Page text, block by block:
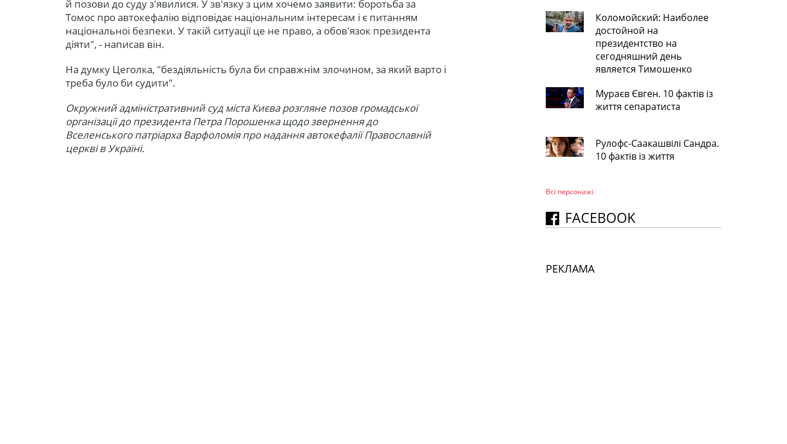
й позови до суду з'явилися. У зв'язку з цим хочемо заявити: боротьба за
Томос про автокефалію відповідає національним інтересам і є питанням
національноі безпеки. У такій ситуації це не право, а обов'язок президента
діяти", - написав він.
На думку Цеголка, "бездіяльність була би справжнім злочином, за який варто і
треба було би судити".
Окружний адміністративний суд міста Києва розгляне позов громадської
організації до президента Петра Порошенка щодо звернення до
Вселенського патріарха Варфоломія про надання автокефалії Православній
церкві в Україні.
Коломойский: Наиболее
достойной на
президентство на
сегодняшний день
является Тимошенко
Мураєв Євген. 10 фактів із
життя сепаратиста
Рулофс-Саакашвілі Сандра.
10 фактів із життя
Всі персонажi
FACEBOOK
РЕКЛАМА